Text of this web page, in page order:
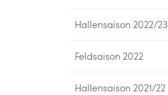
Hallensaison 2022/23
Feldsaison 2022
Hallensaison 2021/22